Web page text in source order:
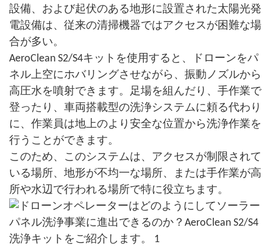
設備、および起伏のある地形に設置された太陽光発
電設備は、従来の清掃機器ではアクセスが困難な場
合が多い。
AeroClean S2/S4キットを使用すると、ドローンをパ
ネル上空にホバリングさせながら、振動ノズルから
高圧水を噴射できます。足場を組んだり、手作業で
登ったり、車両搭載型の洗浄システムに頼る代わり
に、作業員は地上のより安全な位置から洗浄作業を
行うことができます。
このため、このシステムは、アクセスが制限されて
いる場所、地形が不均一な場所、または手作業が高
所や水辺で行われる場所で特に役立ちます。